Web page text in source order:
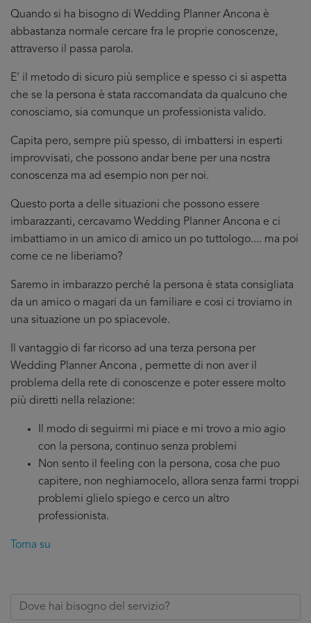
Quando si ha bisogno di Wedding Planner Ancona è
abbastanza normale cercare fra le proprie conoscenze,
attraverso il passa parola.
E’ il metodo di sicuro più semplice e spesso ci si aspetta
che se la persona è stata raccomandata da qualcuno che
conosciamo, sia comunque un professionista valido.
Capita pero, sempre più spesso, di imbattersi in esperti
improvvisati, che possono andar bene per una nostra
conoscenza ma ad esempio non per noi.
Questo porta a delle situazioni che possono essere
imbarazzanti, cercavamo Wedding Planner Ancona e ci
imbattiamo in un amico di amico un po tuttologo.... ma poi
come ce ne liberiamo?
Saremo in imbarazzo perché la persona è stata consigliata
da un amico o magari da un familiare e cosi ci troviamo in
una situazione un po spiacevole.
Il vantaggio di far ricorso ad una terza persona per
Wedding Planner Ancona , permette di non aver il
problema della rete di conoscenze e poter essere molto
più diretti nella relazione:
Il modo di seguirmi mi piace e mi trovo a mio agio
con la persona, continuo senza problemi
Non sento il feeling con la persona, cosa che puo
capitere, non neghiamocelo, allora senza farmi troppi
problemi glielo spiego e cerco un altro
professionista.
Torna su